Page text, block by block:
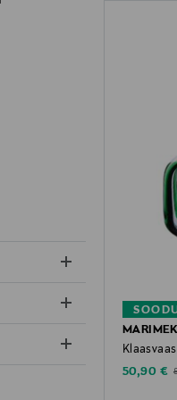
50,90 €